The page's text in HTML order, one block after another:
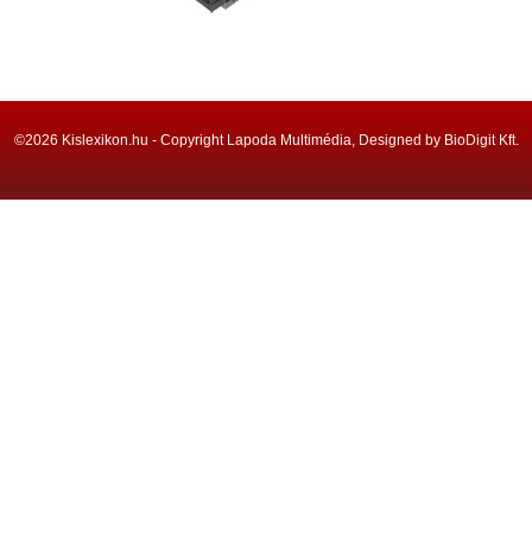
©2026 Kislexikon.hu - Copyright Lapoda Multimédia, Designed by BioDigit Kft.